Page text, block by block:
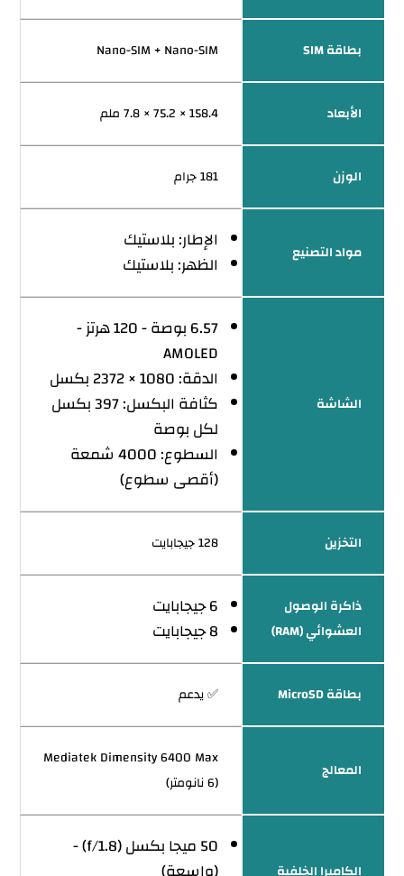
بطاقة SIM Nano-SIM + Nano-SIM
الأبعاد 158.4 × 75.2 × 7.8 ملم
الوزن 181 جرام
مواد التصنيع
الإطار: بلاستيك
الظهر: بلاستيك
الشاشة
6.57 بوصة - 120 هرتز -
AMOLED
الدقة: 1080 × 2372 بكسل
كثافة البكسل: 397 بكسل
لكل بوصة
السطوع: 4000 شمعة
(أقصى سطوع)
التخزين 128 جيجابايت
ذاكرة الوصول
العشوائي (RAM)
6 جيجابايت
8 جيجابايت
بطاقة MicroSD ✅ يدعم
المعالج
Mediatek Dimensity 6400 Max
(6 نانومتر)
50 ميجا بكسل (f/1.8) -